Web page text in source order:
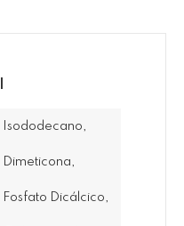
Isododecano,
Dimeticona,
Fosfato Dicálcico,